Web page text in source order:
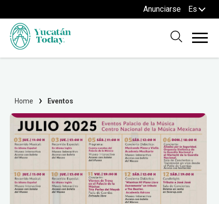
Anunciarse Es
Home Eventos